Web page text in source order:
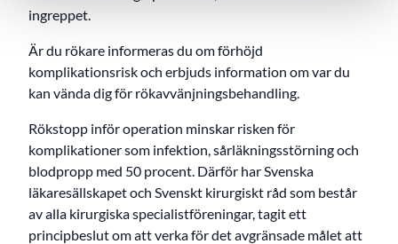
ingreppet.
Är du rökare informeras du om förhöjd
komplikationsrisk och erbjuds information om var du
kan vända dig för rökavvänjningsbehandling.
Rökstopp inför operation minskar risken för
komplikationer som infektion, sårläkningsstörning och
blodpropp med 50 procent. Därför har Svenska
läkaresällskapet och Svenskt kirurgiskt råd som består
av alla kirurgiska specialistföreningar, tagit ett
principbeslut om att verka för det avgränsade målet att